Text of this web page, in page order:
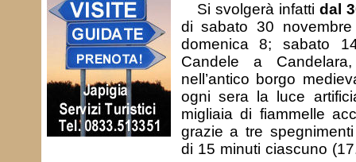
Si svolgerà infattidal
di sabato 30
domenica 8; sabato
Candele a
nell’antico borgo
ogni sera la luce
migliaia di fiammelle
grazie a tre spegnimenti
di 15 minuti ciascuno